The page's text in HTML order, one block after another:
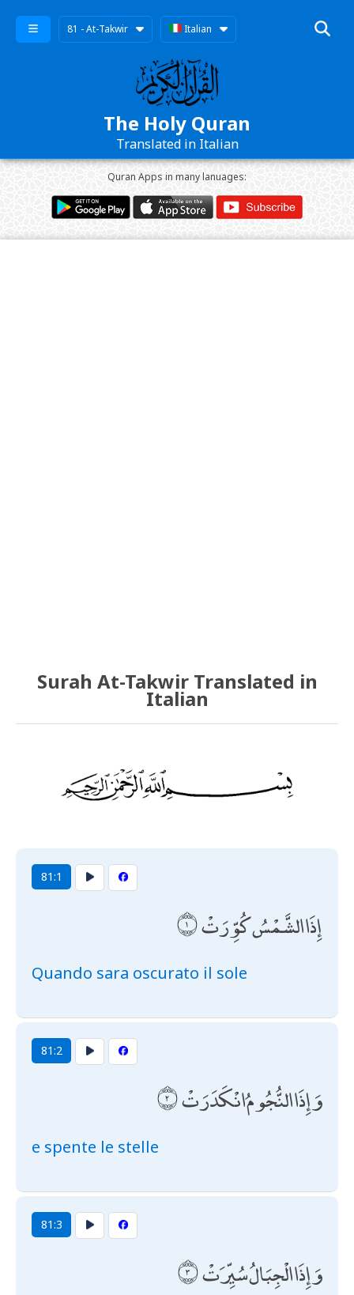
81 - At-Takwir Italian
The Holy Quran
Translated in Italian
Quran Apps in many lanuages:
Surah At-Takwir Translated in
Italian
81:1
إِذَا الشَّمْسُ كُوِّرَتْ
Quando sara oscurato il sole
81:2
وَإِذَا النُّجُومُ انْكَدَرَتْ
e spente le stelle
81:3
وَإِذَا الْجِبَالُ سُيِّرَتْ